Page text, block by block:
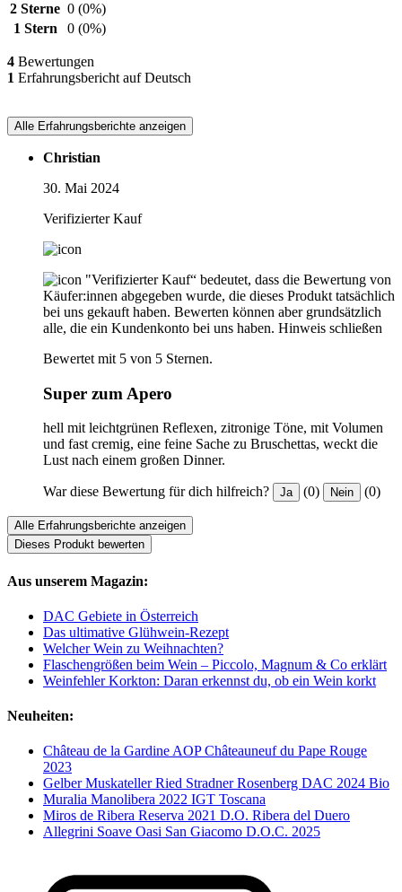
2 Sterne 0 (0%)
1 Stern
0 (0%)
4 Bewertungen
1 Erfahrungsbericht auf Deutsch
Alle Erfahrungsberichte anzeigen
Christian
30. Mai 2024
Verifizierter Kauf
"Verifizierter Kauf“ bedeutet, dass die Bewertung von
Käufer:innen abgegeben wurde, die dieses Produkt tatsächlich
bei uns gekauft haben. Bewerten können aber grundsätzlich
alle, die ein Kundenkonto bei uns haben. Hinweis schließen
Bewertet mit 5 von 5 Sternen.
Super zum Apero
hell mit leichtgrünen Reflexen, zitronige Töne, mit Volumen
und fast cremig, eine feine Sache zu Bruschettas, weckt die
Lust nach einem großen Dinner.
War diese Bewertung für dich hilfreich? Ja (0) Nein (0)
Alle Erfahrungsberichte anzeigen
Dieses Produkt bewerten
Aus unserem Magazin:
DAC Gebiete in Österreich
Das ultimative Glühwein-Rezept
Welcher Wein zu Weihnachten?
Flaschengrößen beim Wein – Piccolo, Magnum & Co erklärt
Weinfehler Korkton: Daran erkennst du, ob ein Wein korkt
Neuheiten:
Château de la Gardine AOP Châteauneuf du Pape Rouge
2023
Gelber Muskateller Ried Stradner Rosenberg DAC 2024 Bio
Muralia Manolibera 2022 IGT Toscana
Miros de Ribera Reserva 2021 D.O. Ribera del Duero
Allegrini Soave Oasi San Giacomo D.O.C. 2025